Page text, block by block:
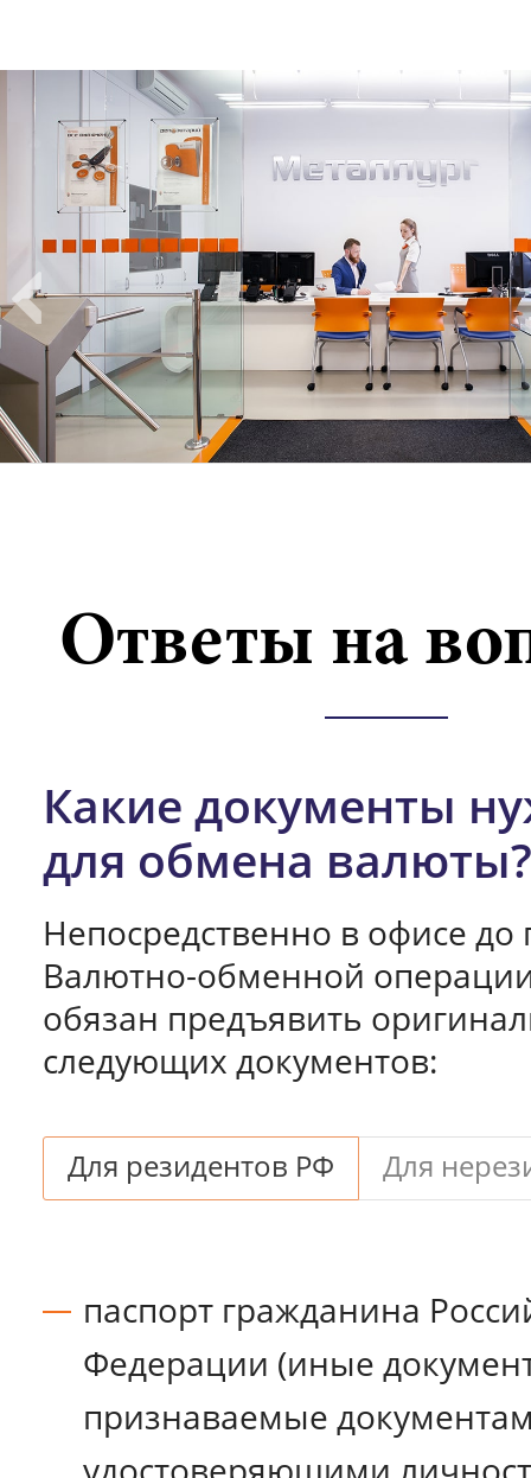
Ответы на
Какие документы
для обмена валюты?
Непосредственно в офисе до
Валютно-обменной
обязан предъявить
следующих документов:
Для резидентов РФ Для
паспорт гражданина
Федерации (иные
признаваемые